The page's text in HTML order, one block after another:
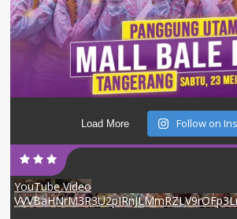
Load More Follow on
YouTube Video